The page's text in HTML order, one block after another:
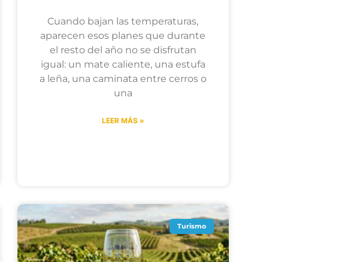
Cuando bajan las temperaturas,
aparecen esos planes que durante
el resto del año no se disfrutan
igual: un mate caliente, una estufa
a leña, una caminata entre cerros o
una
LEER MÁS »
Turismo